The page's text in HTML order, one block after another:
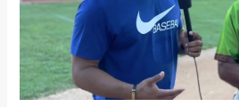
especialización
pero
no
hay
como